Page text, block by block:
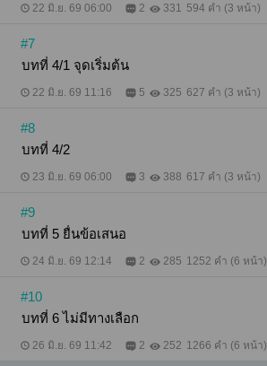
22 มิ.ย. 69 06:00 2 331 594 คำ (3 หน้า)
#7
บทที่ 4/1 จุดเริ่มต้น
22 มิ.ย. 69 11:16 5 325 627 คำ (3 หน้า)
#8
บทที่ 4/2
23 มิ.ย. 69 06:00 3 388 617 คำ (3 หน้า)
#9
บทที่ 5 ยื่นข้อเสนอ
24 มิ.ย. 69 12:14 2 285 1252 คำ (6 หน้า)
#10
บทที่ 6 ไม่มีทางเลือก
26 มิ.ย. 69 11:42 2 252 1266 คำ (6 หน้า)